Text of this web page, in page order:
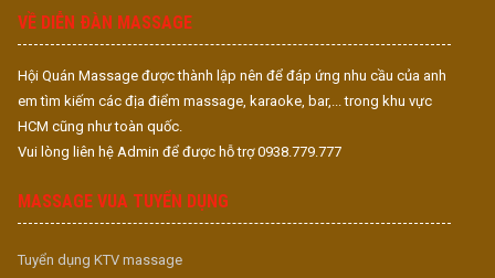
VỀ DIỄN ĐÀN MASSAGE
Hội Quán Massage được thành lập nên để đáp ứng nhu cầu của anh
em tìm kiếm các địa điểm massage, karaoke, bar,... trong khu vực
HCM cũng như toàn quốc.
Vui lòng liên hệ Admin để được hỗ trợ 0938.779.777
MASSAGE VUA TUYỂN DỤNG
Tuyển dụng KTV massage